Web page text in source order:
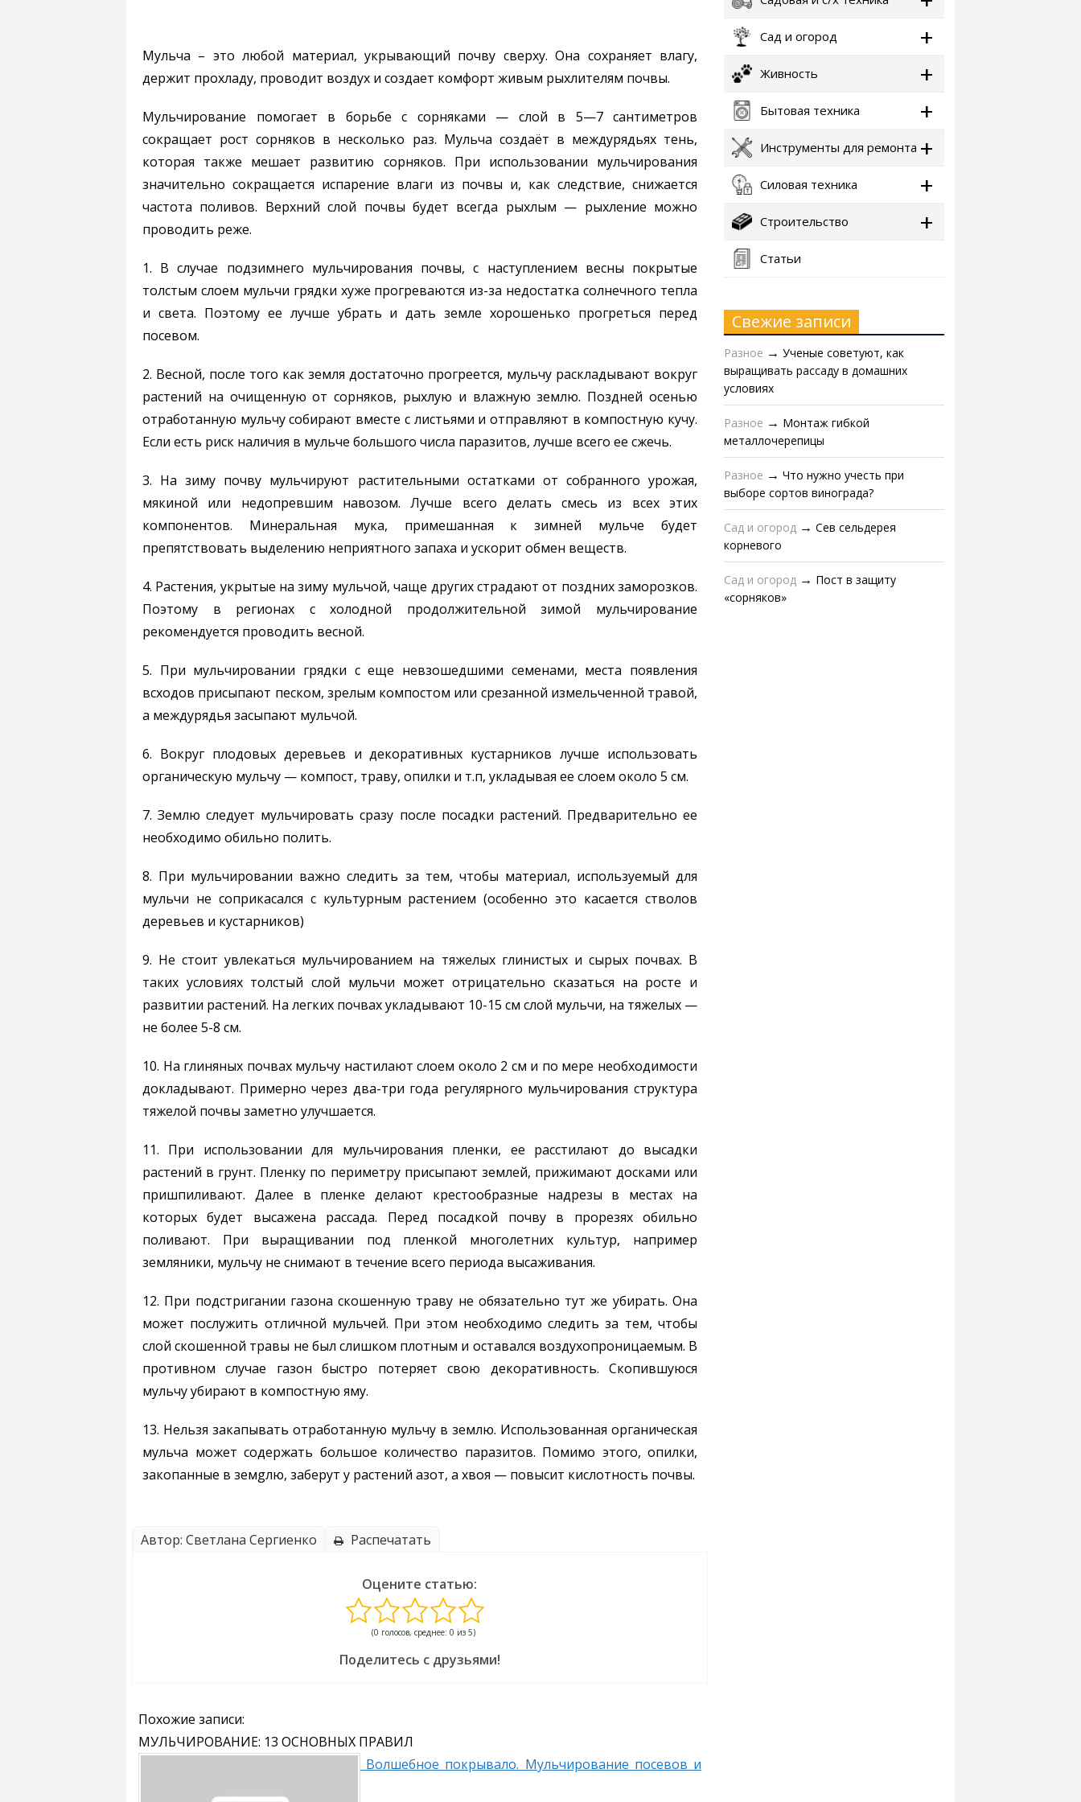
Мульча – это любой материал, укрывающий почву сверху. Она сохраняет влагу,
держит прохладу, проводит воздух и создает комфорт живым рыхлителям почвы.
Мульчирование помогает в борьбе с сорняками — слой в 5—7 сантиметров
сокращает рост сорняков в несколько раз. Мульча создаёт в междурядьях тень,
которая также мешает развитию сорняков. При использовании мульчирования
значительно сокращается испарение влаги из почвы и, как следствие, снижается
частота поливов. Верхний слой почвы будет всегда рыхлым — рыхление можно
проводить реже.
1. В случае подзимнего мульчирования почвы, с наступлением весны покрытые
толстым слоем мульчи грядки хуже прогреваются из-за недостатка солнечного тепла
и света. Поэтому ее лучше убрать и дать земле хорошенько прогреться перед
посевом.
2. Весной, после того как земля достаточно прогреется, мульчу раскладывают вокруг
растений на очищенную от сорняков, рыхлую и влажную землю. Поздней осенью
отработанную мульчу собирают вместе с листьями и отправляют в компостную кучу.
Если есть риск наличия в мульче большого числа паразитов, лучше всего ее сжечь.
3. На зиму почву мульчируют растительными остатками от собранного урожая,
мякиной или недопревшим навозом. Лучше всего делать смесь из всех этих
компонентов. Минеральная мука, примешанная к зимней мульче будет
препятствовать выделению неприятного запаха и ускорит обмен веществ.
4. Растения, укрытые на зиму мульчой, чаще других страдают от поздних заморозков.
Поэтому в регионах с холодной продолжительной зимой мульчирование
рекомендуется проводить весной.
5. При мульчировании грядки с еще невзошедшими семенами, места появления
всходов присыпают песком, зрелым компостом или срезанной измельченной травой,
а междурядья засыпают мульчой.
6. Вокруг плодовых деревьев и декоративных кустарников лучше использовать
органическую мульчу — компост, траву, опилки и т.п, укладывая ее слоем около 5 см.
7. Землю следует мульчировать сразу после посадки растений. Предварительно ее
необходимо обильно полить.
8. При мульчировании важно следить за тем, чтобы материал, используемый для
мульчи не соприкасался с культурным растением (особенно это касается стволов
деревьев и кустарников)
9. Не стоит увлекаться мульчированием на тяжелых глинистых и сырых почвах. В
таких условиях толстый слой мульчи может отрицательно сказаться на росте и
развитии растений. На легких почвах укладывают 10-15 см слой мульчи, на тяжелых —
не более 5-8 см.
10. На глиняных почвах мульчу настилают слоем около 2 см и по мере необходимости
докладывают. Примерно через два-три года регулярного мульчирования структура
тяжелой почвы заметно улучшается.
11. При использовании для мульчирования пленки, ее расстилают до высадки
растений в грунт. Пленку по периметру присыпают землей, прижимают досками или
пришпиливают. Далее в пленке делают крестообразные надрезы в местах на
которых будет высажена рассада. Перед посадкой почву в прорезях обильно
поливают. При выращивании под пленкой многолетних культур, например
земляники, мульчу не снимают в течение всего периода высаживания.
12. При подстригании газона скошенную траву не обязательно тут же убирать. Она
может послужить отличной мульчей. При этом необходимо следить за тем, чтобы
слой скошенной травы не был слишком плотным и оставался воздухопроницаемым. В
противном случае газон быстро потеряет свою декоративность. Скопившуюся
мульчу убирают в компостную яму.
13. Нельзя закапывать отработанную мульчу в землю. Использованная органическая
мульча может содержать большое количество паразитов. Помимо этого, опилки,
закопанные в земgлю, заберут у растений азот, а хвоя — повысит кислотность почвы.
Автор: Светлана Сергиенко Распечатать
Оцените статью:
(0 голосов, среднее: 0 из 5)
Поделитесь с друзьями!
Похожие записи:
МУЛЬЧИРОВАНИЕ: 13 ОСНОВНЫХ ПРАВИЛ
Волшебное покрывало. Мульчирование посевов и
Сад и огород
Живность
Бытовая техника
Инструменты для ремонта
Силовая техника
Строительство
Статьи
Свежие записи
Разное → Ученые советуют, как
выращивать рассаду в домашних
условиях
Разное → Монтаж гибкой
металлочерепицы
Разное → Что нужно учесть при
выборе сортов винограда?
Сад и огород → Сев сельдерея
корневого
Сад и огород → Пост в защиту
«сорняков»